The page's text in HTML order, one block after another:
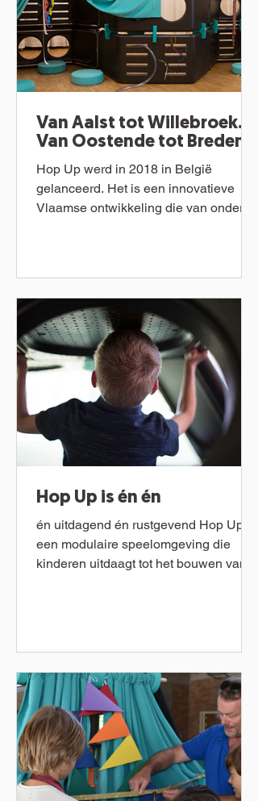
Van Aalst tot Willebroek.
Van Oostende tot Bredene.
Hop Up werd in 2018 in België
gelanceerd. Het is een innovatieve
Vlaamse ontwikkeling die van onderuit
Hop Up is én én
én uitdagend én rustgevend Hop Up is
een modulaire speelomgeving die
kinderen uitdaagt tot het bouwen van